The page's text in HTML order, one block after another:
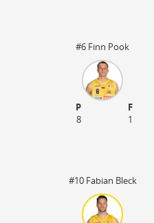
#6 Finn Pook
P
F
8
1
#10 Fabian Bleck